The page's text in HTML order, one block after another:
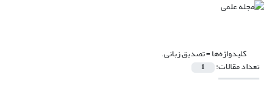
کلیدواژه‌ها =تصدیق زبانی.
تعداد مقالات: 1